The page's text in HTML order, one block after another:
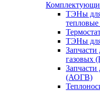
ТЭНы для
ТЭНы для
Запчасти
газовых
Запчасти
(АОГВ)